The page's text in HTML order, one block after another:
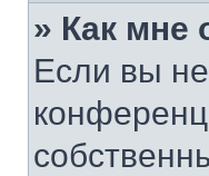
» Как мне
Если вы